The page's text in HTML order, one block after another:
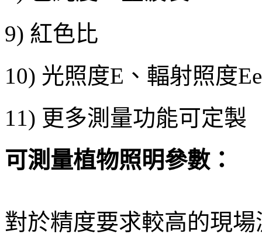
9) 紅色比
10) 光照度E、輻射照度Ee
11) 更多測量功能可定製
可測量植物照明參數：
對於精度要求較高的現